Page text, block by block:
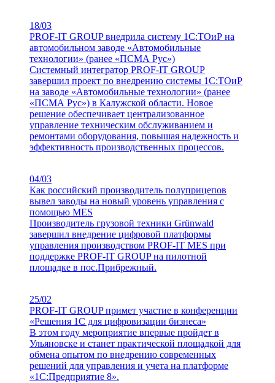
18/03
PROF-IT GROUP внедрила систему 1С:ТОиР на
автомобильном заводе «Автомобильные
технологии» (ранее «ПСМА Рус»)
Системный интегратор PROF-IT GROUP
завершил проект по внедрению системы 1С:ТОиР
на заводе «Автомобильные технологии» (ранее
«ПСМА Рус») в Калужской области. Новое
решение обеспечивает централизованное
управление техническим обслуживанием и
ремонтами оборудования, повышая надежность и
эффективность производственных процессов.
04/03
Как российский производитель полуприцепов
вывел заводы на новый уровень управления с
помощью MES
Производитель грузовой техники Grünwald
завершил внедрение цифровой платформы
управления производством PROF-IT MES при
поддержке PROF-IT GROUP на пилотной
площадке в пос.Прибрежный.
25/02
PROF-IT GROUP примет участие в конференции
«Решения 1С для цифровизации бизнеса»
В этом году мероприятие впервые пройдет в
Ульяновске и станет практической площадкой для
обмена опытом по внедрению современных
решений для управления и учета на платформе
«1С:Предприятие 8».